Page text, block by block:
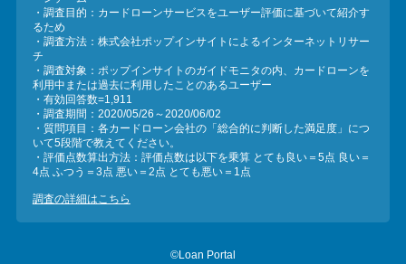
・調査目的：カードローンサービスをユーザー評価に基づいて紹介す
るため
・調査方法：株式会社ポップインサイトによるインターネットリサー
チ
・調査対象：ポップインサイトのガイドモニタの内、カードローンを
利用中または過去に利用したことのあるユーザー
・有効回答数=1,911
・調査期間：2020/05/26～2020/06/02
・質問項目：各カードローン会社の「総合的に判断した満足度」につ
いて5段階で教えてください。
・評価点数算出方法：評価点数は以下を乗算 とても良い＝5点 良い＝
4点 ふつう＝3点 悪い＝2点 とても悪い＝1点
調査の詳細はこちら
©Loan Portal